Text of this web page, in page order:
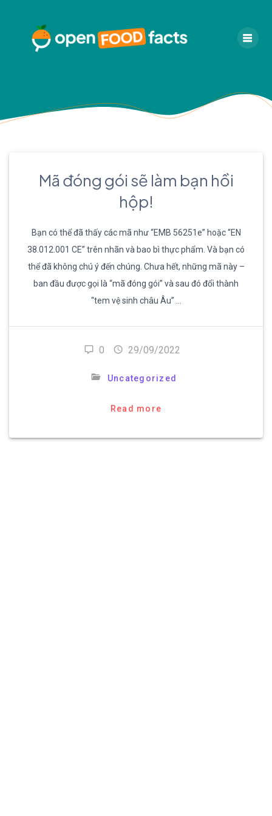
content
Mã đóng gói sẽ làm bạn hồi
hộp!
Bạn có thể đã thấy các mã như “EMB 56251e” hoặc “EN
38.012.001 CE” trên nhãn và bao bì thực phẩm. Và bạn có
thể đã không chú ý đến chúng. Chưa hết, những mã này –
ban đầu được gọi là “mã đóng gói” và sau đó đổi thành
“tem vệ sinh châu Âu” …
0 29/09/2022
Uncategorized
Read more